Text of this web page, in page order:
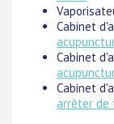
Cabinet
Cabinet
Cabinet
arrêter de